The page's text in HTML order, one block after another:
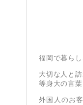
福岡で暮らし
大切な人と
等身大の言葉
外国人のお